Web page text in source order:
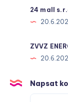
24 mall
ZVVZ
Napsat